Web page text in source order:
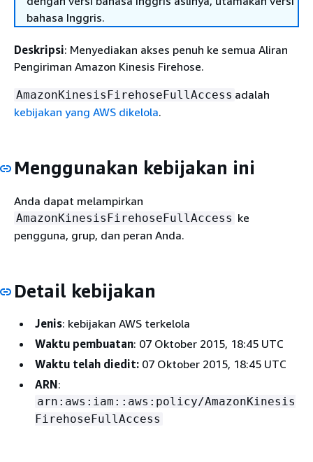
bahasa Inggris.
Deskripsi: Menyediakan akses penuh ke semua Aliran
Pengiriman Amazon Kinesis Firehose.
AmazonKinesisFirehoseFullAccess adalah
kebijakan yang AWS dikelola.
Menggunakan kebijakan ini
Anda dapat melampirkan
AmazonKinesisFirehoseFullAccess ke
pengguna, grup, dan peran Anda.
Detail kebijakan
Jenis: kebijakan AWS terkelola
Waktu pembuatan: 07 Oktober 2015, 18:45 UTC
Waktu telah diedit: 07 Oktober 2015, 18:45 UTC
ARN:
arn:aws:iam::aws:policy/AmazonKinesis
FirehoseFullAccess